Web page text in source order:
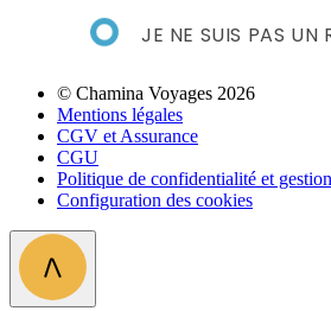
JE NE SUIS PAS UN
© Chamina Voyages 2026
Mentions légales
CGV et Assurance
CGU
Politique de confidentialité et
Configuration des cookies